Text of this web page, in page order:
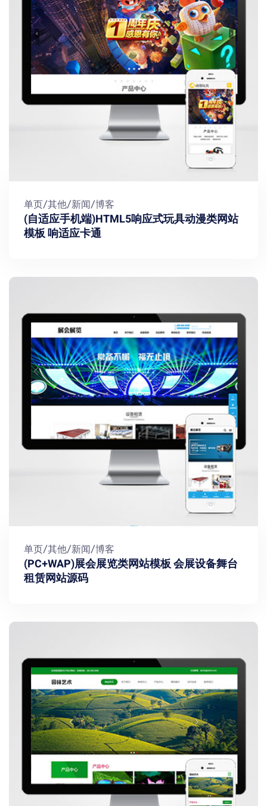
单页/其他/新闻/博客
(自适应手机端)HTML5响应式玩具动漫类网站
模板 响适应卡通
单页/其他/新闻/博客
(PC+WAP)展会展览类网站模板 会展设备舞台
租赁网站源码